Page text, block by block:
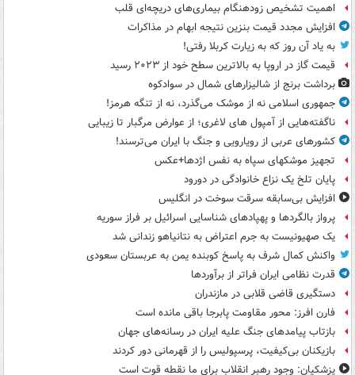
اهمیت تشخیص زودهنگام بیماری‌های دریچه‌ای قلب
افزایش مجدد قیمت بنزین نتیجه ابهام در مذاکرات
به یاد آن روز که به زیارت کربلا رفتی!
قیمت گاز در اروپا به بالاترین سطح خود از ۲۰۲۳ رسید
برداشت برنج از شالیزارهای شمال در سوادکوه
جمهوری اسلامی نه از موشک می‌گذرد، نه از تنگه هرمز!
ناگفته‌هایی از آمپول های لاغری؛ از عوارض مرگبار تا زیبایی
کشورهای عربی از رویارویی و جنگ با ایران می‌ترسند!
تجهیز موشکهای سپاه به نفس اژدها+عکس
پایان تلخ یک نزاع خانوادگی در دورود
افزایش بی‌سابقه سرقت سوخت در انگلیس
پرواز بالگردها و پهپادهای شناسایی اسرائیل بر فراز سوریه
یک صهیونیست به جرم اعتراض به نتانیاهو زندانی شد
واکنش کمال شرف به پاسخ کوبنده یمن به عربستان سعودی
قدرت نظامی ایران فراتر از برآوردها
دستگیری قاضی قلابی در مازندران
فارن افرز: محور مقاومت پابرجا باقی مانده است
بازتاب پیامدهای جنگ علیه ایران در رسانه‌های جهان
بازیکنان بی‌کیفیت، پرسپولیس را از قهرمانی دور کردند
پزشکیان: وجود رهبر انقلاب برای ما نقطه قوت است